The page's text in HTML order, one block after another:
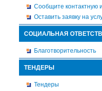
Сообщите контактную
Оставить заявку на
СОЦИАЛЬНАЯ
Благотворительность
ТЕНДЕРЫ
Тендеры